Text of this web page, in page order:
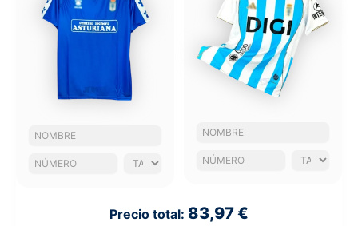
Precio total: 83,97 €